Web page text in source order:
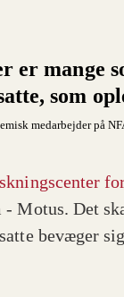
er mange
som
medarbejder på
- Motus. Det
bevæger